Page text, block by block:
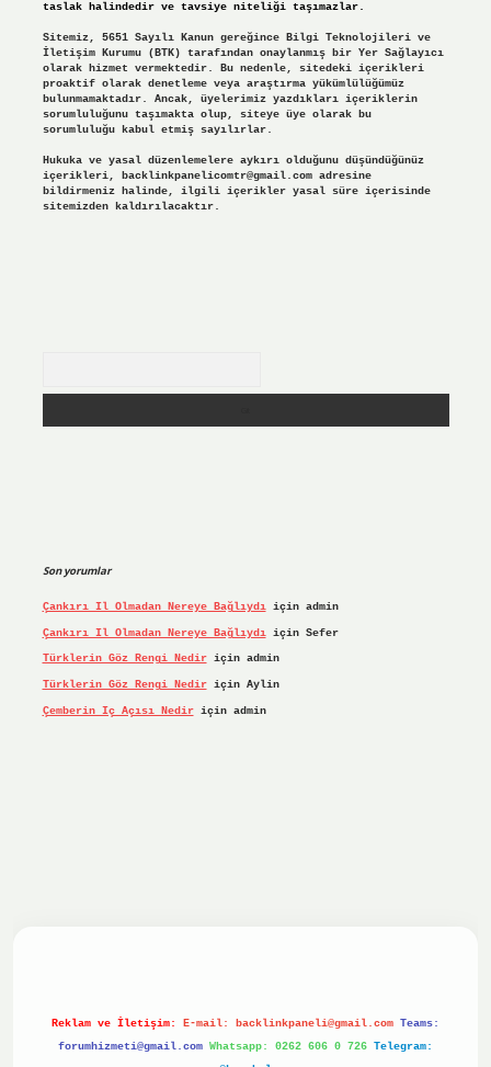
taslak halindedir ve tavsiye niteliği taşımazlar.
Sitemiz, 5651 Sayılı Kanun gereğince Bilgi Teknolojileri ve
İletişim Kurumu (BTK) tarafından onaylanmış bir Yer Sağlayıcı
olarak hizmet vermektedir. Bu nedenle, sitedeki içerikleri
proaktif olarak denetleme veya araştırma yükümlülüğümüz
bulunmamaktadır. Ancak, üyelerimiz yazdıkları içeriklerin
sorumluluğunu taşımakta olup, siteye üye olarak bu
sorumluluğu kabul etmiş sayılırlar.
Hukuka ve yasal düzenlemelere aykırı olduğunu düşündüğünüz
içerikleri, backlinkpanelicomtr@gmail.comadresine
bildirmeniz halinde, ilgili içerikler yasal süre içerisinde
sitemizden kaldırılacaktır.
Son yorumlar
Çankırı Il Olmadan Nereye Bağlıydıiçin admin
Çankırı Il Olmadan Nereye Bağlıydıiçin Sefer
Türklerin Göz Rengi Nediriçin admin
Türklerin Göz Rengi Nediriçin Aylin
Çemberin Iç Açısı Nediriçin admin
Reklam ve İletişim: E-mail: backlinkpaneli@gmail.com Teams:
forumhizmeti@gmail.com Whatsapp: 0262 606 0 726 Telegram: